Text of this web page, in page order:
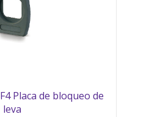
Placa de bloqueo de
leva